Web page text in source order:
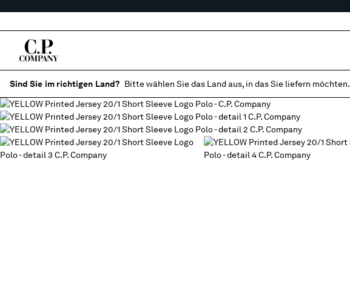
Sind Sie im richtigen Land? Bitte wählen Sie das Land aus, in das Sie liefern möchten.